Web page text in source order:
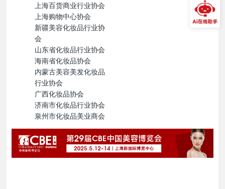
上海百货商业行业协会
上海购物中心协会
新疆美容化妆品行业协
会
山东省化妆品行业协会
海南省化妆品协会
内蒙古美容美发化妆品
行业协会
广西化妆品协会
济南市化妆品行业协会
泉州市化妆品美业商会